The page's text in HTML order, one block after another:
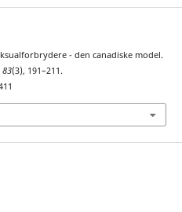
- den canadiske model.
83(3), 191–211.